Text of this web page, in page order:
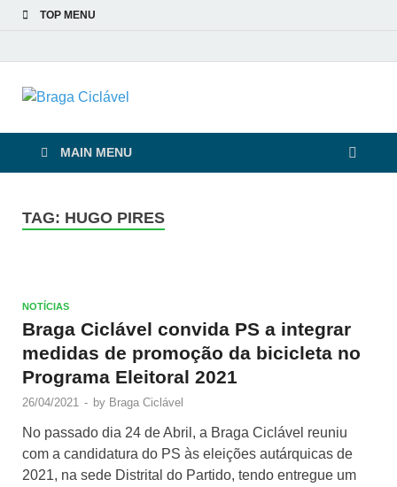
TOP MENU
Braga Ciclável
MAIN MENU
TAG: HUGO PIRES
NOTÍCIAS
Braga Ciclável convida PS a integrar
medidas de promoção da bicicleta no
Programa Eleitoral 2021
26/04/2021 - by Braga Ciclável
No passado dia 24 de Abril, a Braga Ciclável reuniu
com a candidatura do PS às eleições autárquicas de
2021, na sede Distrital do Partido, tendo entregue um